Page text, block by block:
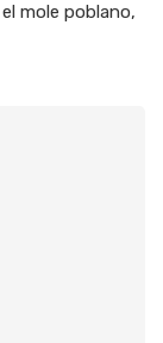
mole poblano,